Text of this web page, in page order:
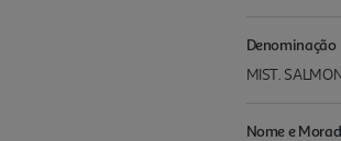
Denominação
MIST.
Nome e